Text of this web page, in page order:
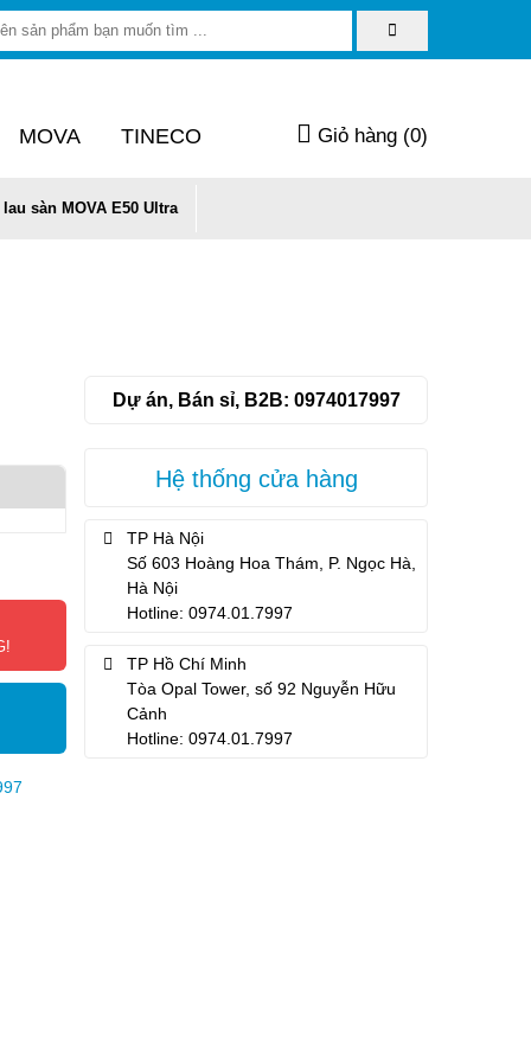
MOVA TINECO Giỏ hàng (0)
sàn MOVA E50 Ultra
Dự án, Bán sỉ, B2B: 0974017997
Hệ thống cửa hàng
TP Hà Nội
Số 603 Hoàng Hoa Thám, P. Ngọc Hà,
Hà Nội
Hotline: 0974.01.7997
TP Hồ Chí Minh
Tòa Opal Tower, số 92 Nguyễn Hữu
Cảnh
Hotline: 0974.01.7997